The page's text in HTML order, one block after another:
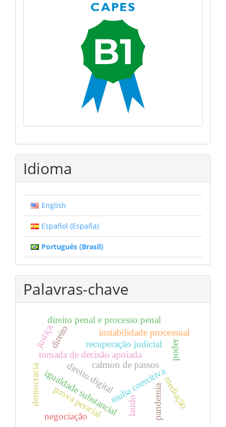
Idioma
English
Español (España)
Português (Brasil)
Palavras-chave
tomada de decisão apoiada
recuperação judicial
multa coercitiva
direito digital
igualdade substancial mediação
instabilidade processual
pandemia
laudo
prova pericial
negociação
direito penal e processo penal
democracia
poder
direito
calmon de passos
justiça